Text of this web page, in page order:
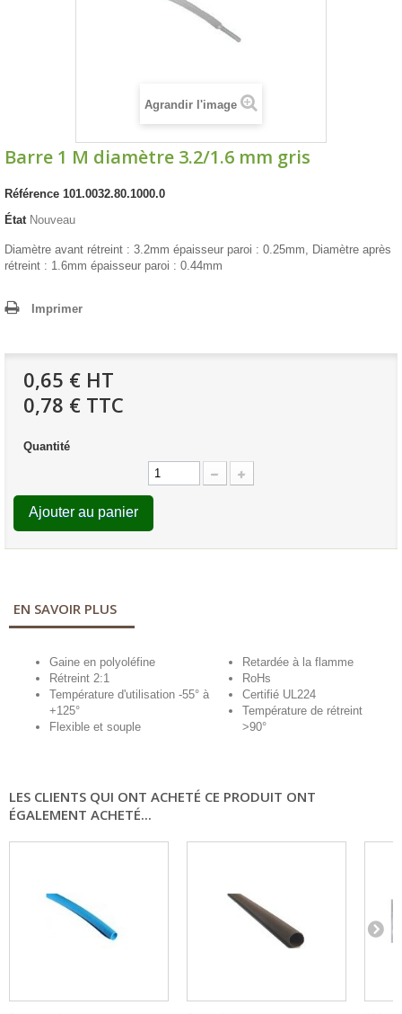
Agrandir l'image
Barre 1 M diamètre 3.2/1.6 mm gris
Référence 101.0032.80.1000.0
État Nouveau
Diamètre avant rétreint : 3.2mm épaisseur paroi : 0.25mm, Diamètre après
rétreint : 1.6mm épaisseur paroi : 0.44mm
Imprimer
0,65 € HT
0,78 € TTC
Quantité
Ajouter au panier
EN SAVOIR PLUS
Gaine en polyoléfine
Rétreint 2:1
Température d'utilisation -55° à
+125°
Flexible et souple
Retardée à la flamme
RoHs
Certifié UL224
Température de rétreint
>90°
LES CLIENTS QUI ONT ACHETÉ CE PRODUIT ONT
ÉGALEMENT ACHETÉ...